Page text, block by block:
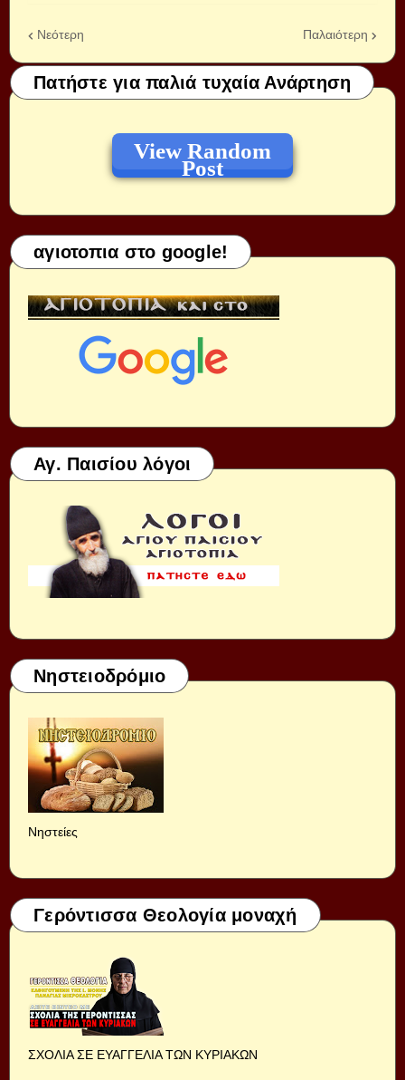
Νεότερη Παλαιότερη
Πατήστε για παλιά τυχαία Ανάρτηση
View Random
Post
αγιοτοπια στο google!
Αγ. Παισίου λόγοι
Νηστειοδρόμιο
Νηστείες
Γερόντισσα Θεολογία μοναχή
ΣΧΟΛΙΑ ΣΕ ΕΥΑΓΓΕΛΙΑ ΤΩΝ ΚΥΡΙΑΚΩΝ